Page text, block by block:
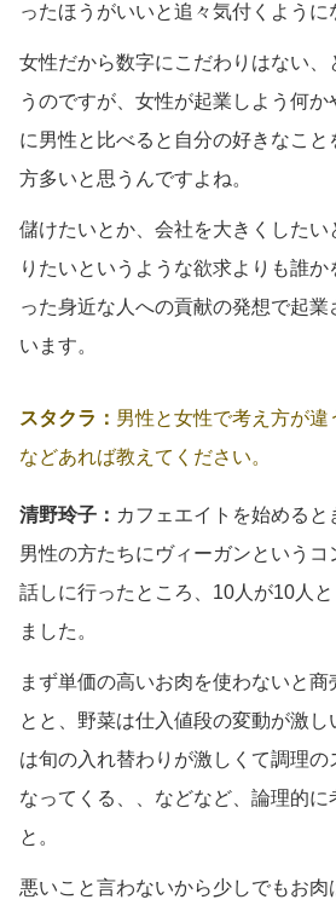
ったほうがいいと追々気付くように
女性だから数字にこだわりはない、
うのですが、女性が起業しよう何か
に男性と比べると自分の好きなこと
方多いと思うんですよね。
儲けたいとか、会社を大きくしたい
りたいというような欲求よりも誰
った身近な人への貢献の発想で起
います。
スタクラ： 男性と女性で考え方が違
などあれば教えてください。
清野玲子： カフェエイトを始める
男性の方たちにヴィーガンというコ
話しに行ったところ、10人が10人
ました。
まず単価の高いお肉を使わないと商
とと、野菜は仕入値段の変動が激
は旬の入れ替わりが激しくて調理の
なってくる、、などなど、論理的
と。
悪いこと言わないから少しでもお